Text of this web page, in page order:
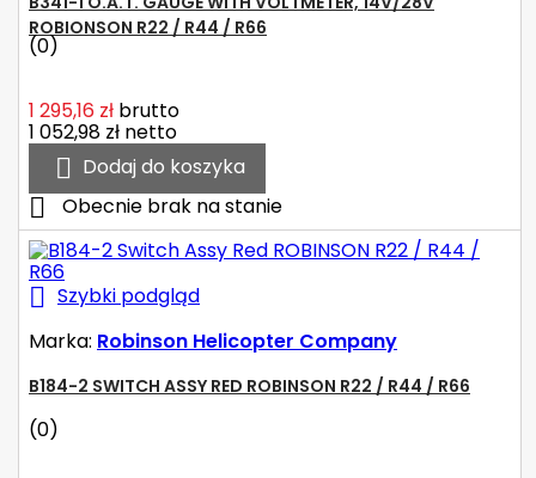
ROBIONSON R22 / R44 / R66
(0)
1 295,16 zł brutto
1 052,98 zł netto
 Dodaj do koszyka
 Obecnie brak na stanie
 Szybki podgląd
Marka: Robinson Helicopter Company
B184-2 SWITCH ASSY RED ROBINSON R22 / R44 / R66
(0)